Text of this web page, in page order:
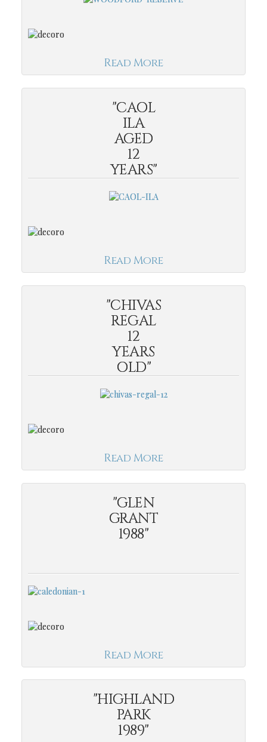
Read More
"CAOL
ILA
AGED
12
YEARS"
Read More
"CHIVAS
REGAL
12
YEARS
OLD"
Read More
"GLEN
GRANT
1988"
Read More
"HIGHLAND
PARK
1989"